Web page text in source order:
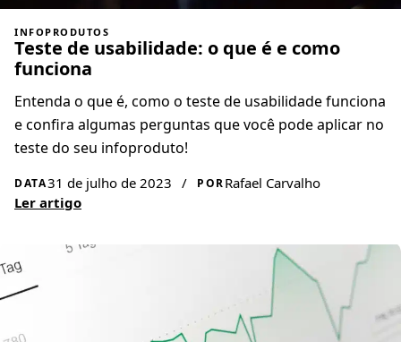
INFOPRODUTOS
Teste de usabilidade: o que é e como
funciona
Entenda o que é, como o teste de usabilidade funciona
e confira algumas perguntas que você pode aplicar no
teste do seu infoproduto!
DATA31 de julho de 2023 / PORRafael Carvalho
Ler artigo